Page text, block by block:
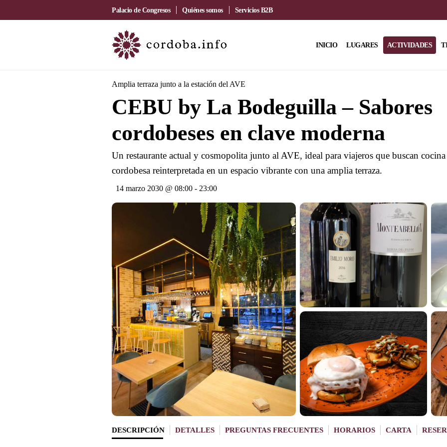
Palacio de Congresos Quiénes somos Servicios B2B
INICIO LUGARES ACTIVIDADES
Amplia terraza junto a la estación del AVE
CEBU by La Bodeguilla – Sabores
cordobeses en clave moderna
Un restaurante actual y cosmopolita junto al AVE, ideal para viajeros que buscan cocina
cordobesa reinterpretada en un espacio vibrante con una amplia terraza.
14 marzo 2030 @ 08:00 - 23:00
DESCRIPCIÓN DETALLES PREGUNTAS FRECUENTES HORARIOS CARTA